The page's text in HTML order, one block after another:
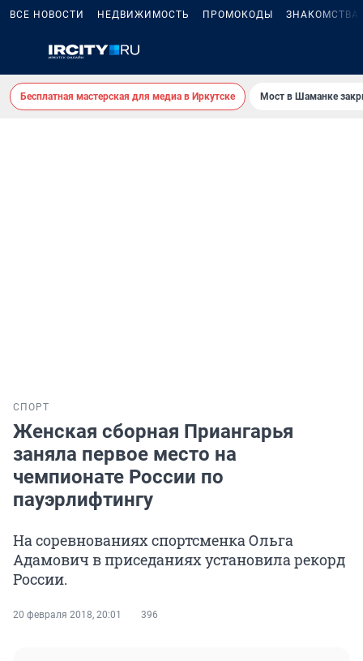
ВСЕ НОВОСТИ НЕДВИЖИМОСТЬ ПРОМОКОДЫ ЗНАКОМСТВА
Бесплатная мастерская для медиа в Иркутске Мост в Шаманке
СПОРТ
Женская сборная Приангарья
заняла первое место на
чемпионате России по
пауэрлифтингу
На соревнованиях спортсменка Ольга
Адамович в приседаниях установила рекорд
России.
20 февраля 2018, 20:01 396